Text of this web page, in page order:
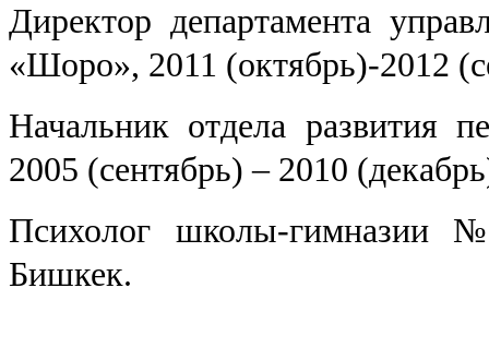
Директор департамента
«Шоро», 2011 (октябрь)-2012
Начальник отдела развития
2005 (сентябрь) – 2010
Психолог школы-гимназии
Бишкек.